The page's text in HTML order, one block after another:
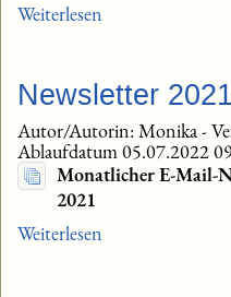
Weiterlesen
Newsletter
Autor/Autorin: Monika-
Ablaufdatum 05.07.2022
Monatlicher E-Mail-
2021
Weiterlesen